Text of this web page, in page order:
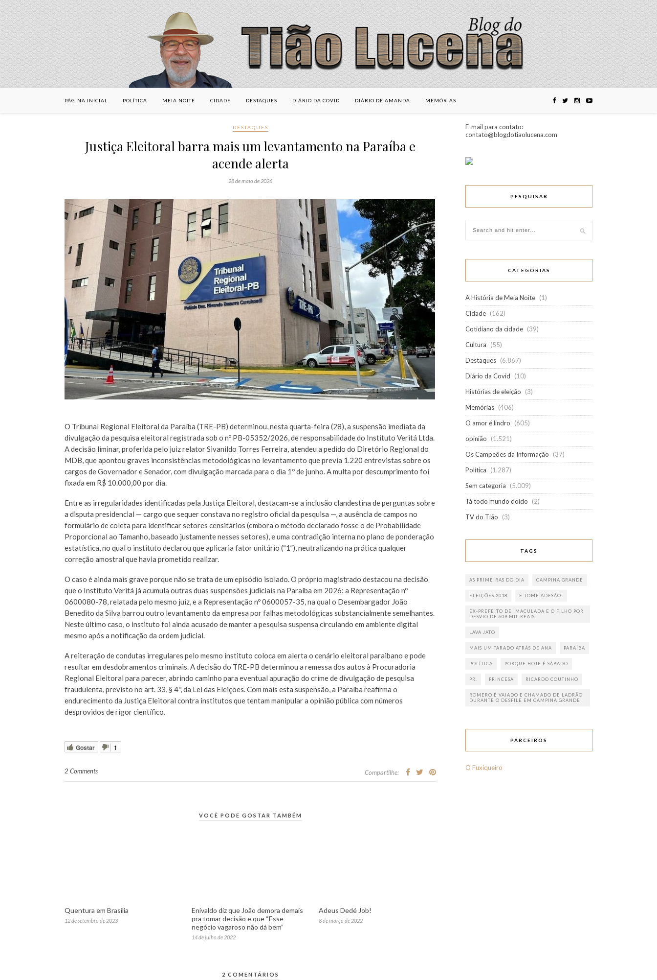
PÁGINA INICIAL POLÍTICA MEIA NOITE CIDADE DESTAQUES DIÁRIO DA COVID DIÁRIO DE AMANDA MEMÓRIAS
DESTAQUES
Justiça Eleitoral barra mais um levantamento na Paraíba e
acende alerta
28 de maio de 2026
O Tribunal Regional Eleitoral da Paraíba (TRE-PB) determinou, nesta quarta-feira (28), a suspensão imediata da
divulgação da pesquisa eleitoral registrada sob o nº PB-05352/2026, de responsabilidade do Instituto Veritá Ltda.
A decisão liminar, proferida pelo juiz relator Sivanildo Torres Ferreira, atendeu a pedido do Diretório Regional do
MDB, que apontou graves inconsistências metodológicas no levantamento que previa 1.220 entrevistas sobre os
cargos de Governador e Senador, com divulgação marcada para o dia 1º de junho. A multa por descumprimento foi
fixada em R$ 10.000,00 por dia.
Entre as irregularidades identificadas pela Justiça Eleitoral, destacam-se a inclusão clandestina de perguntas sobre
a disputa presidencial — cargo que sequer constava no registro oficial da pesquisa —, a ausência de campos no
formulário de coleta para identificar setores censitários (embora o método declarado fosse o de Probabilidade
Proporcional ao Tamanho, baseado justamente nesses setores), e uma contradição interna no plano de ponderação
estatística, no qual o instituto declarou que aplicaria fator unitário (“1”), neutralizando na prática qualquer
correção amostral que havia prometido realizar.
O caso é ainda mais grave porque não se trata de um episódio isolado. O próprio magistrado destacou na decisão
que o Instituto Veritá já acumula outras duas suspensões judiciais na Paraíba em 2026: a Representação nº
0600080-78, relatada pelo mesmo juiz, e a Representação nº 0600057-35, na qual o Desembargador João
Benedito da Silva barrou outro levantamento da empresa por falhas metodológicas substancialmente semelhantes.
Neste último caso, o instituto foi ainda acusado de manter a pesquisa suspensa circulando em ambiente digital
mesmo após a notificação da ordem judicial.
A reiteração de condutas irregulares pelo mesmo instituto coloca em alerta o cenário eleitoral paraibano e pode
resultar em desdobramentos criminais. A decisão do TRE-PB determinou a remessa dos autos à Procuradoria
Regional Eleitoral para parecer, abrindo caminho para eventual apuração do crime de divulgação de pesquisa
fraudulenta, previsto no art. 33, § 4º, da Lei das Eleições. Com mais esta suspensão, a Paraíba reafirma o
endurecimento da Justiça Eleitoral contra institutos que tentam manipular a opinião pública com números
desprovidos de rigor científico.
Gostar 1
2 Comments Compartilhe:
VOCÊ PODE GOSTAR TAMBÉM
Quentura em Brasília
12 de setembro de 2023
Enivaldo diz que João demora demais
pra tomar decisão e que “Esse
negócio vagaroso não dá bem”
14 de julho de 2022
Adeus Dedé Job!
8 de março de 2022
2 COMENTÁRIOS
E-mail para contato:
contato@blogdotiaolucena.com
PESQUISAR
CATEGORIAS
A História de Meia Noite (1)
Cidade (162)
Cotidiano da cidade (39)
Cultura
(55)
Destaques (6.867)
Diário da Covid
(10)
Histórias de eleição
(3)
Memórias (406)
O amor é lindro
(605)
opinião
(1.521)
Os Campeões da Informação
(37)
Política
(1.287)
Sem categoria
(5.009)
Tá todo mundo doido
(2)
TV do Tião
(3)
TAGS
AS PRIMEIRAS DO DIA CAMPINA GRANDE
ELEIÇÕES 2018 E TOME ADESÃO!
EX-PREFEITO DE IMACULADA E O FILHO POR
DESVIO DE 609 MIL REAIS
LAVA JATO
MAIS UM TARADO ATRÁS DE ANA PARAÍBA
POLÍTICA PORQUE HOJE É SÁBADO
PR. PRINCESA RICARDO COUTINHO
ROMERO É VAIADO E CHAMADO DE LADRÃO
DURANTE O DESFILE EM CAMPINA GRANDE
PARCEIROS
O Fuxiqueiro